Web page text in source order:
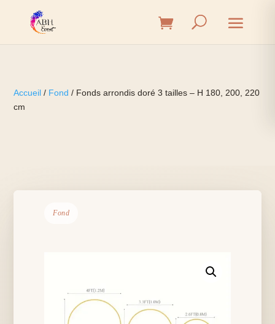
Accueil / Fond / Fonds arrondis doré 3 tailles – H 180, 200, 220
cm
Fond